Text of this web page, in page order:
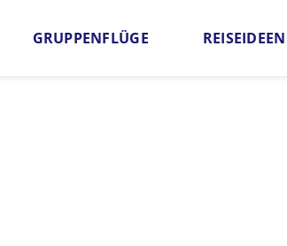
GRUPPENFLÜGE REISEIDEEN